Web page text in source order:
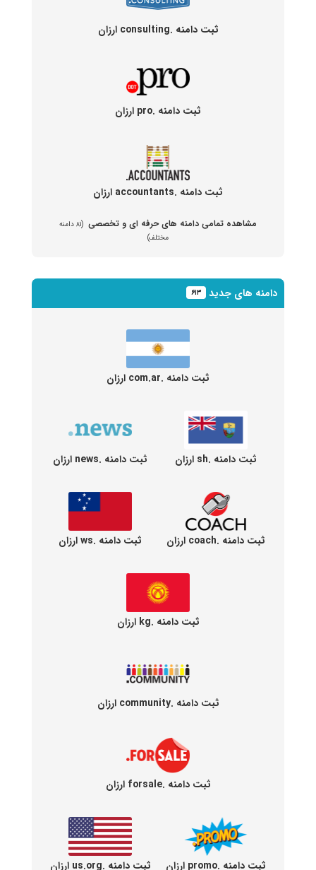
ثبت دامنه .consulting ارزان
ثبت دامنه .pro ارزان
ثبت دامنه .accountants ارزان
مشاهده تمامی دامنه های حرفه ای و تخصصی
(۸۱ دامنه
مختلف)
دامنه های جدید ۶۱۳
ثبت دامنه .com.ar ارزان
ثبت دامنه .sh ارزان ثبت دامنه .news ارزان
ثبت دامنه .coach ارزان ثبت دامنه .ws ارزان
ثبت دامنه .kg ارزان
ثبت دامنه .community ارزان
ثبت دامنه .forsale ارزان
ثبت دامنه .promo ارزان ثبت دامنه .us.org ارزان